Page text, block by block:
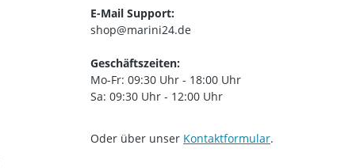
E-Mail Support:
shop@marini24.de
Geschäftszeiten:
Mo-Fr: 09:30 Uhr - 18:00 Uhr
Sa: 09:30 Uhr - 12:00 Uhr
Oder über unser Kontaktformular.